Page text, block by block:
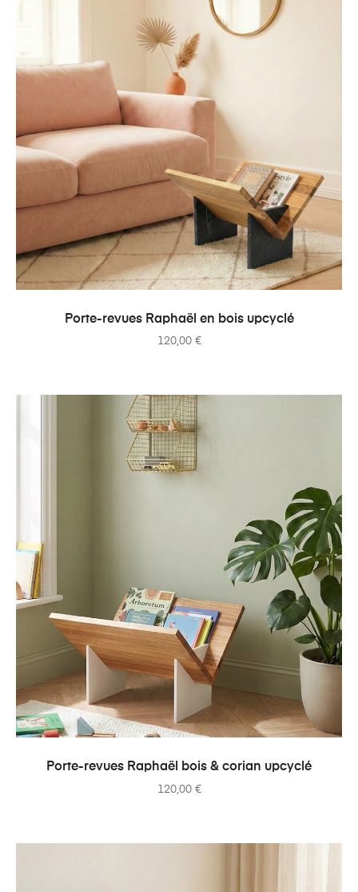
AJOUTER AU PANIER
Porte-revues Raphaël en bois upcyclé
120,00 €
AJOUTER AU PANIER
Porte-revues Raphaël bois & corian upcyclé
120,00 €